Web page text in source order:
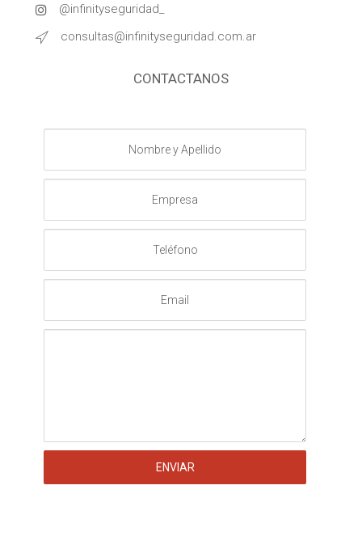
CONTACTANOS
Apellido
@infinityseguridad_
consultas@infinityseguridad.com.ar